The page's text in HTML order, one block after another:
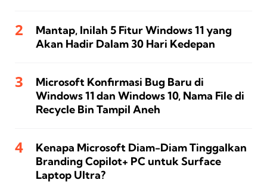
Mantap, Inilah 5 Fitur Windows 11 yang
Akan Hadir Dalam 30 Hari Kedepan
Microsoft Konfirmasi Bug Baru di
Windows 11 dan Windows 10, Nama File di
Recycle Bin Tampil Aneh
Kenapa Microsoft Diam-Diam Tinggalkan
Branding Copilot+ PC untuk Surface
Laptop Ultra?